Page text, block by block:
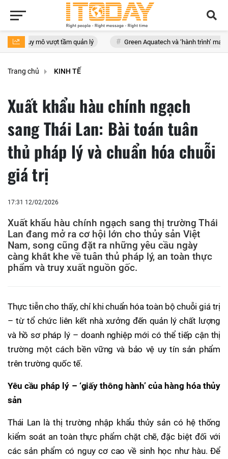
vượt tầm quản lý Green Aquatech và ‘hành trình’ mang hàu Quảng
Trang chủ KINH TẾ
Xuất khẩu hàu chính ngạch
sang Thái Lan: Bài toán tuân
thủ pháp lý và chuẩn hóa chuỗi
giá trị
17:31 12/02/2026
Xuất khẩu hàu chính ngạch sang thị trường Thái
Lan đang mở ra cơ hội lớn cho thủy sản Việt
Nam, song cũng đặt ra những yêu cầu ngày
càng khắt khe về tuân thủ pháp lý, an toàn thực
phẩm và truy xuất nguồn gốc.
Thực tiễn cho thấy, chỉ khi chuẩn hóa toàn bộ chuỗi giá trị
– từ tổ chức liên kết nhà xưởng đến quản lý chất lượng
và hồ sơ pháp lý – doanh nghiệp mới có thể tiếp cận thị
trường một cách bền vững và bảo vệ uy tín sản phẩm
trên trường quốc tế.
Yêu cầu pháp lý – ‘giấy thông hành’ của hàng hóa thủy
sản
Thái Lan là thị trường nhập khẩu thủy sản có hệ thống
kiểm soát an toàn thực phẩm chặt chẽ, đặc biệt đối với
các sản phẩm có nguy cơ cao về sinh học như hàu. Để